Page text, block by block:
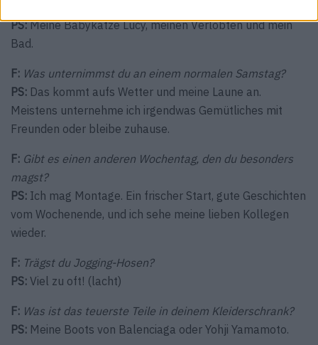
PS:Meine Babykatze Lucy, meinen Verlobten und mein
Bad.
F: Was unternimmst du an einem normalen Samstag?
PS: Das kommt aufs Wetter und meine Laune an.
Meistens unternehme ich irgendwas Gemütliches mit
Freunden oder bleibe zuhause.
F: Gibt es einen anderen Wochentag, den du besonders
magst?
PS: Ich mag Montage. Ein frischer Start, gute Geschichten
vom Wochenende, und ich sehe meine lieben Kollegen
wieder.
F: Trägst du Jogging-Hosen?
PS: Viel zu oft! (lacht)
F: Was ist das teuerste Teile in deinem Kleiderschrank?
PS: Meine Boots von Balenciaga oder Yohji Yamamoto.